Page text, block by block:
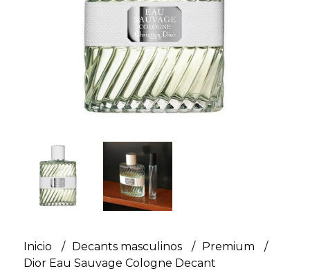
Inicio Decants masculinos
Premium
Dior Eau Sauvage Cologne Decant